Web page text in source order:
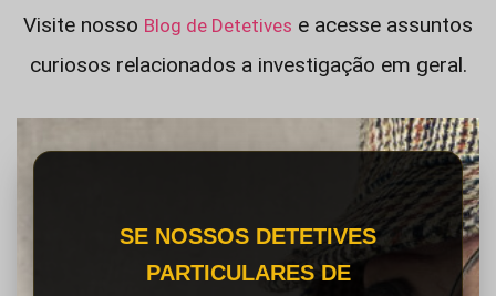
Visite nosso Blog de Detetives e acesse assuntos
curiosos relacionados a investigação em geral.
SE NOSSOS DETETIVES
PARTICULARES DE